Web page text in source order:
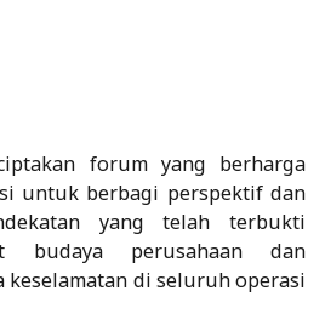
forum yang berharga
untuk berbagi perspektif dan
yang telah terbukti
budaya perusahaan dan
keselamatan di seluruh operasi